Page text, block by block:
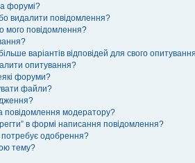
форумі?
видалити повідомлення?
мого повідомлення?
варіантів відповідей для свого
опитування?
форуми?
файли?
повідомлення модератору?
в формі написання повідомлення?
одобрення?
тему?